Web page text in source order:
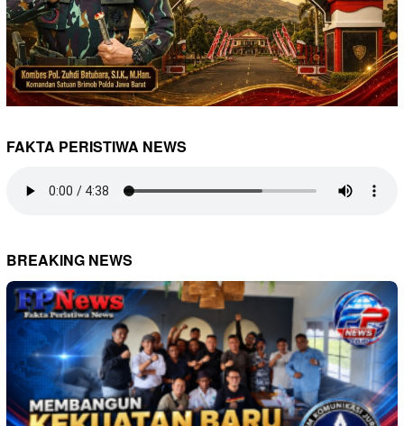
FAKTA PERISTIWA NEWS
BREAKING NEWS